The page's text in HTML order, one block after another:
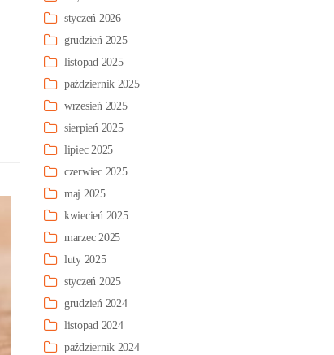
styczeń 2026
grudzień 2025
listopad 2025
październik 2025
wrzesień 2025
sierpień 2025
lipiec 2025
czerwiec 2025
maj 2025
kwiecień 2025
marzec 2025
luty 2025
styczeń 2025
grudzień 2024
listopad 2024
październik 2024